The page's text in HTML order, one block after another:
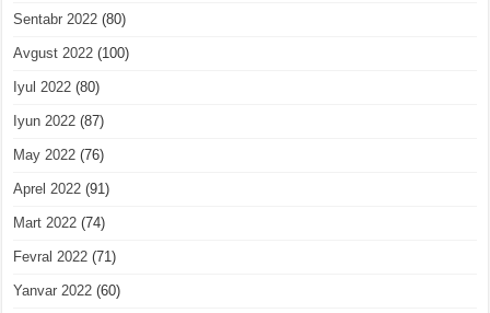
Sentabr 2022 (80)
Avgust 2022 (100)
Iyul 2022 (80)
Iyun 2022 (87)
May 2022 (76)
Aprel 2022 (91)
Mart 2022 (74)
Fevral 2022 (71)
Yanvar 2022 (60)